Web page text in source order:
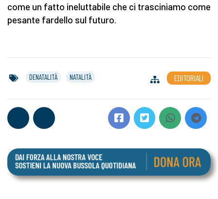
come un fatto ineluttabile che ci trasciniamo come
pesante fardello sul futuro.
DENATALITÀ NATALITÀ EDITORIALI